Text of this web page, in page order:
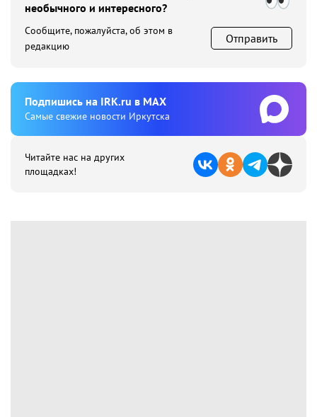
необычного и интересного?
Сообщите, пожалуйста, об этом в
редакцию
Отправить
Подпишиcь на IRK.ru в MAX
Cамые свежие новости Иркутска
Читайте нас на других
площадках!